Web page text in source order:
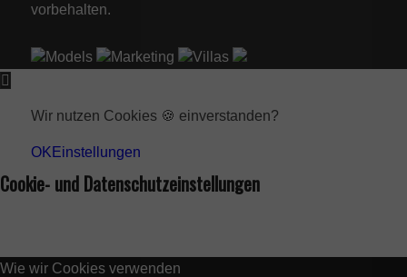
vorbehalten.
Models Marketing Villas
Wir nutzen Cookies 🍪 einverstanden?
OK Einstellungen
Cookie- und Datenschutzeinstellungen
Wie wir Cookies verwenden